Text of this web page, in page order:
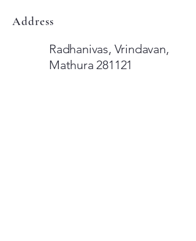
Address
Radhanivas, Vrindavan,
Mathura 281121